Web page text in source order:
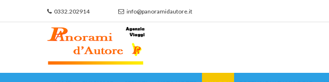
0332.202914 info@panoramidautore.it